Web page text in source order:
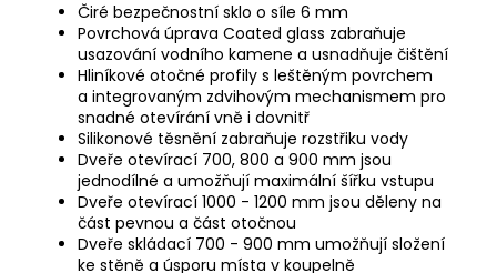
Čiré bezpečnostní sklo o síle 6 mm
Povrchová úprava Coated glass zabraňuje
usazování vodního kamene a usnadňuje čištění
Hliníkové otočné profily s leštěným povrchem
a integrovaným zdvihovým mechanismem pro
snadné otevírání vně i dovnitř
Silikonové těsnění zabraňuje rozstřiku vody
Dveře otevírací 700, 800 a 900 mm jsou
jednodílné a umožňují maximální šířku vstupu
Dveře otevírací 1000 - 1200 mm jsou děleny na
část pevnou a část otočnou
Dveře skládací 700 - 900 mm umožňují složení
ke stěně a úsporu místa v koupelně